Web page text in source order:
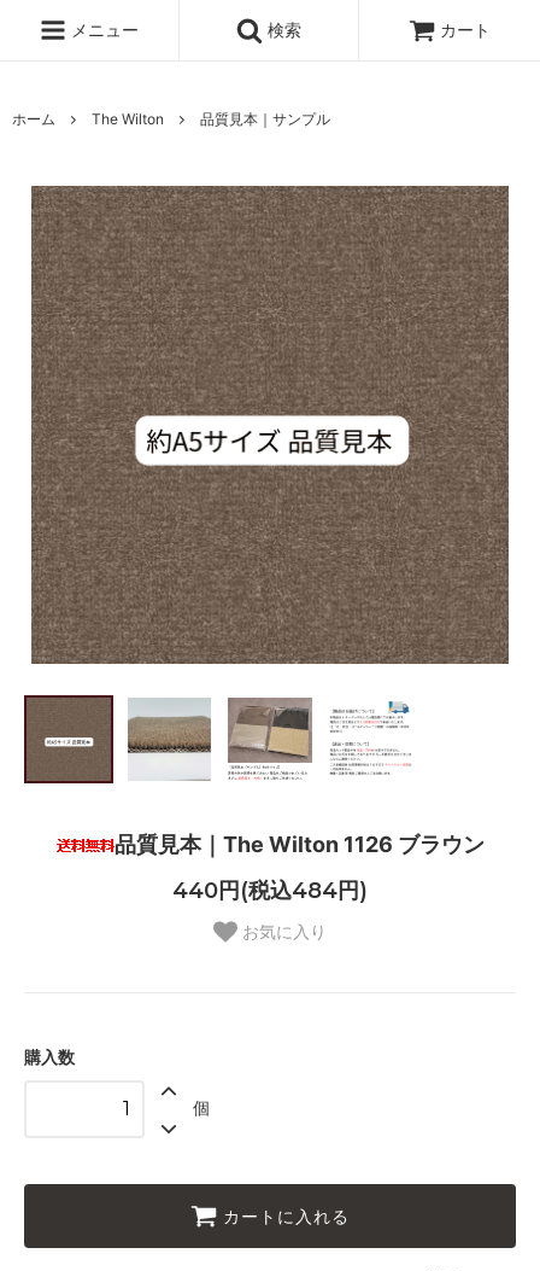
メニュー 検索 カート
ホーム The Wilton 品質見本｜サンプル
品質見本｜The Wilton 1126 ブラウン
440円(税込484円)
お気に入り
購入数
個
カートに入れる